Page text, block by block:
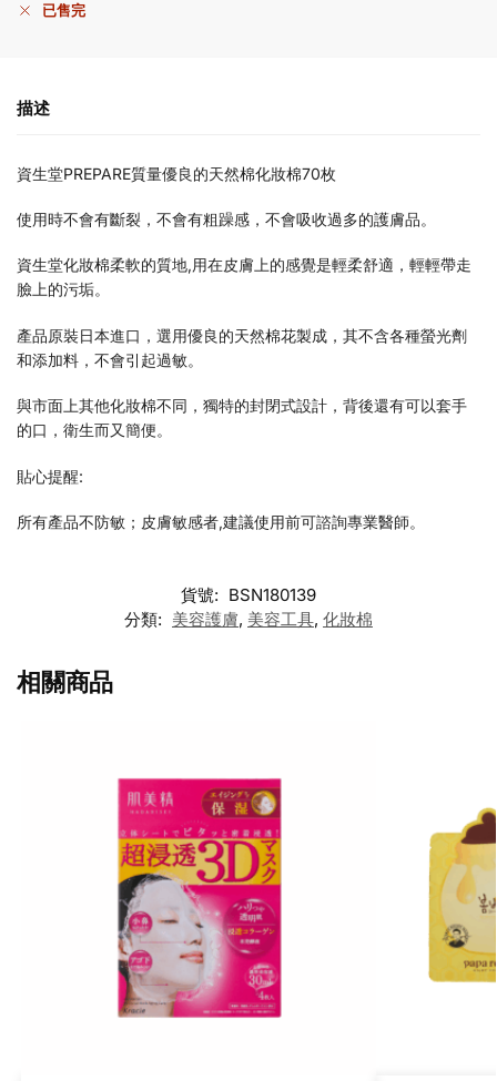
已售完
描述
資生堂PREPARE質量優良的天然棉化妝棉70枚
使用時不會有斷裂，不會有粗躁感，不會吸收過多的護膚品。
資生堂化妝棉柔軟的質地,用在皮膚上的感覺是輕柔舒適，輕輕帶走
臉上的污垢。
產品原裝日本進口，選用優良的天然棉花製成，其不含各種螢光劑
和添加料，不會引起過敏。
與市面上其他化妝棉不同，獨特的封閉式設計，背後還有可以套手
的口，衛生而又簡便。
貼心提醒:
所有產品不防敏；皮膚敏感者,建議使用前可諮詢專業醫師。
貨號: BSN180139
分類: 美容護膚, 美容工具, 化妝棉
相關商品